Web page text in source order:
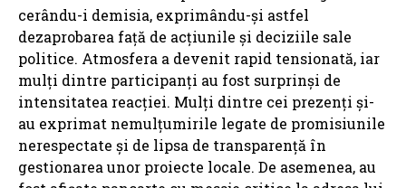
cerându-i demisia, exprimându-și astfel
dezaprobarea față de acțiunile și deciziile sale
politice. Atmosfera a devenit rapid tensionată, iar
mulți dintre participanți au fost surprinși de
intensitatea reacției. Mulți dintre cei prezenți și-
au exprimat nemulțumirile legate de promisiunile
nerespectate și de lipsa de transparență în
gestionarea unor proiecte locale. De asemenea, au